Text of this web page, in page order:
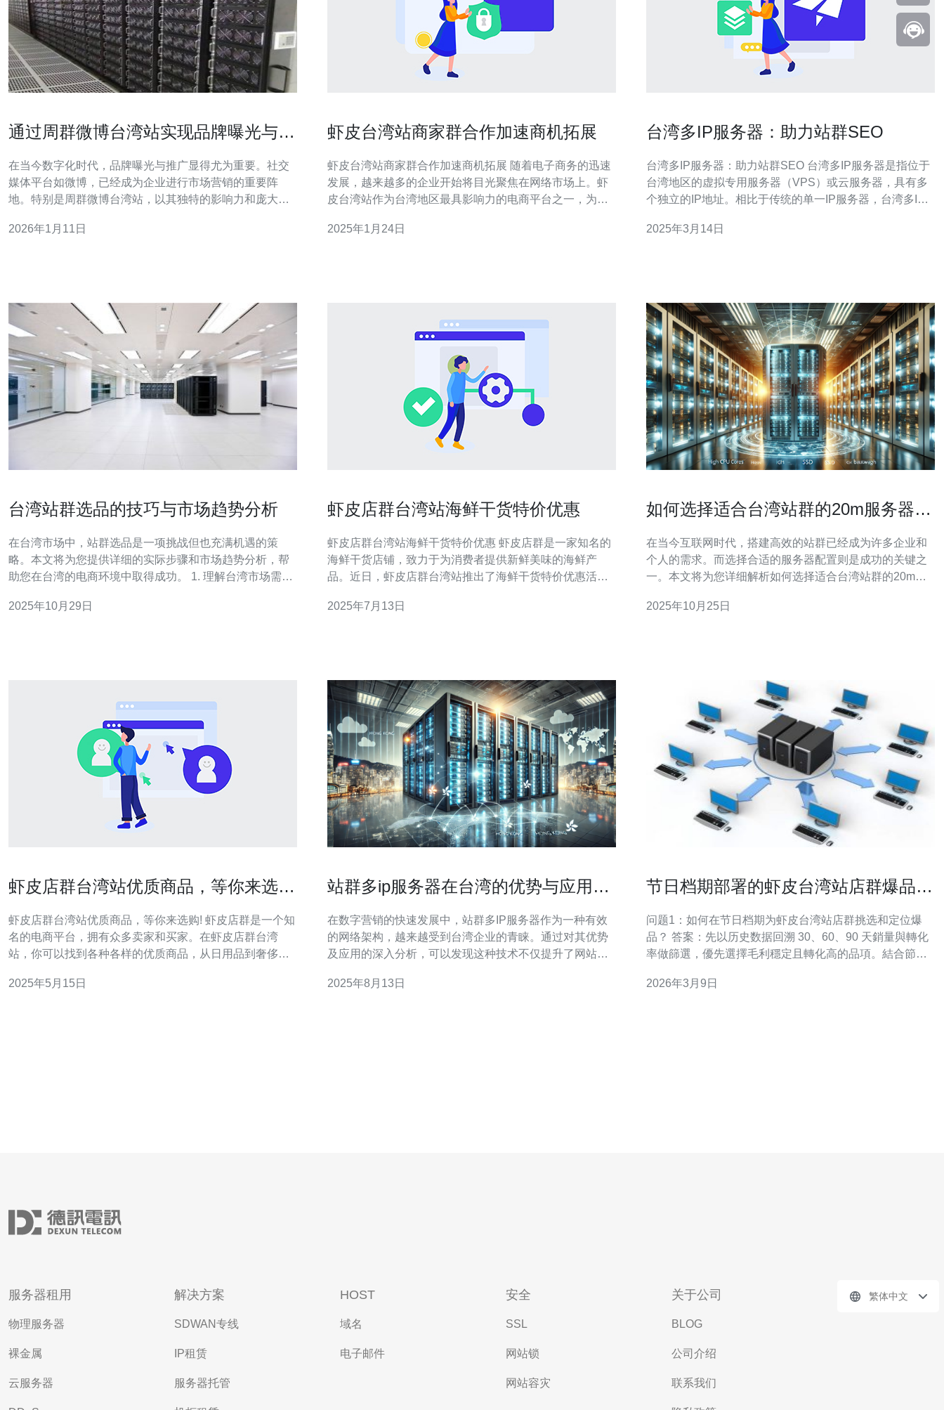
通过周群微博台湾站实现品牌曝光与推
在当今数字化时代，品牌曝光与推广显得尤为重要。社交
媒体平台如微博，已经成为企业进行市场营销的重要阵
地。特别是周群微博台湾站，以其独特的影响力和庞大的
过周群的微博台湾站实现品牌的有效曝光与推广，特别是
2026年1月11日
虾皮台湾站商家群合作加速商机拓展
虾皮台湾站商家群合作加速商机拓展 随着电子商务的迅速
发展，越来越多的企业开始将目光聚焦在网络市场上。虾
皮台湾站作为台湾地区最具影响力的电商平台之一，为商
合作对商机拓展的加速作用。 虾皮台湾站商家群合作是一
2025年1月24日
台湾多IP服务器：助力站群SEO
台湾多IP服务器：助力站群SEO 台湾多IP服务器是指位于
台湾地区的虚拟专用服务器（VPS）或云服务器，具有多
个独立的IP地址。相比于传统的单一IP服务器，台湾多IP
SEO优化非常有帮助。 站群SEO是一种通过创建多个网站
2025年3月14日
台湾站群选品的技巧与市场趋势分析
在台湾市场中，站群选品是一项挑战但也充满机遇的策
略。本文将为您提供详细的实际步骤和市场趋势分析，帮
助您在台湾的电商环境中取得成功。 1. 理解台湾市场需求
这包括以下几个步骤： 1.1 调研目标客户：通过问卷调
2025年10月29日
虾皮店群台湾站海鲜干货特价优惠
虾皮店群台湾站海鲜干货特价优惠 虾皮店群是一家知名的
海鲜干货店铺，致力于为消费者提供新鲜美味的海鲜产
品。近日，虾皮店群台湾站推出了海鲜干货特价优惠活
台湾站的特价优惠活动中，提供了各种各样的海鲜干货产
2025年7月13日
如何选择适合台湾站群的20m服务器配
在当今互联网时代，搭建高效的站群已经成为许多企业和
个人的需求。而选择合适的服务器配置则是成功的关键之
一。本文将为您详细解析如何选择适合台湾站群的20m服
轻松搭建高效站群。 首先，我们需要明确“站群”是什么。
2025年10月25日
虾皮店群台湾站优质商品，等你来选
虾皮店群台湾站优质商品，等你来选购! 虾皮店群是一个知
名的电商平台，拥有众多卖家和买家。在虾皮店群台湾
站，你可以找到各种各样的优质商品，从日用品到奢侈品
品，包括服装、鞋子、美妆、家居用品、数码产品等。无
2025年5月15日
站群多ip服务器在台湾的优势与应用探
在数字营销的快速发展中，站群多IP服务器作为一种有效
的网络架构，越来越受到台湾企业的青睐。通过对其优势
及应用的深入分析，可以发现这种技术不仅提升了网站的
业提供了更广阔的网络发展空间。 站群多IP服务器的优势
2025年8月13日
节日档期部署的虾皮台湾站店群爆品策
问题1：如何在节日档期为虾皮台湾站店群挑选和定位爆
品？ 答案：先以历史数据回溯 30、60、90 天銷量與轉化
率做篩選，優先選擇毛利穩定且轉化高的品項。結合節慶
明確標籤：年齡、購買力、用途。測試期採用小批量多
2026年3月9日
服务器租用
物理服务器
裸金属
云服务器
解决方案
SDWAN专线
IP租赁
服务器托管
HOST
域名
电子邮件
安全
SSL
网站锁
网站容灾
关于公司
BLOG
公司介绍
联系我们
繁体中文